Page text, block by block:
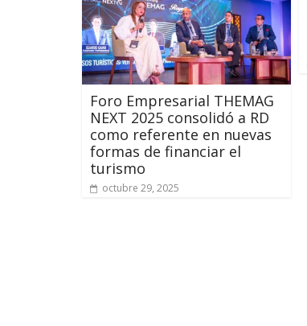
Foro Empresarial THEMAG
NEXT 2025 consolidó a RD
como referente en nuevas
formas de financiar el
turismo
octubre 29, 2025